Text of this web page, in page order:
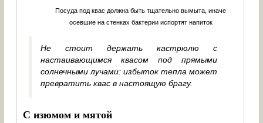
Посуда под квас должна быть тщательно вымыта, иначе
осевшие на стенках бактерии испортят напиток
Не стоит держать кастрюлю с
настаивающимся квасом под прямыми
солнечными лучами: избыток тепла может
превратить квас в настоящую брагу.
С изюмом и мятой